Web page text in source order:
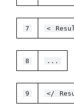
7 <
8 ...
9 </